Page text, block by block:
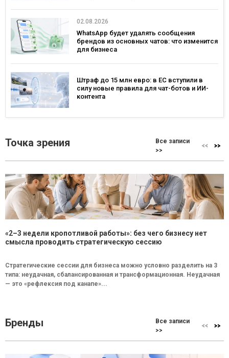
02.08.2026
WhatsApp будет удалять сообщения
брендов из основных чатов: что изменится
для бизнеса
Штраф до 15 млн евро: в ЕС вступили в
силу новые правила для чат-ботов и ИИ-
контента
Точка зрения
Все записи
>>
«2–3 недели кропотливой работы»: без чего бизнесу нет
смысла проводить стратегическую сессию
Стратегические сессии для бизнеса можно условно разделить на 3
типа: неудачная, сбалансированная и трансформационная. Неудачная
— это «рефлексия под канапе»...
Бренды
Все записи
>>